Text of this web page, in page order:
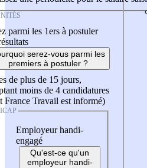
parmi les 1ers à postuler
serez-vous parmi les
premiers à postuler ?
de plus de 15 jours,
moins de 4 candidatures
France Travail est informé)
Employeur handi-
engagé
Qu'est-ce qu'un
employeur handi-